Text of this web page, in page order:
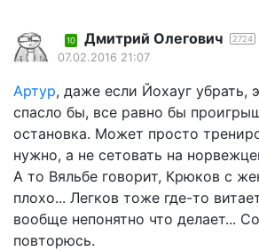
10 Дмитрий Олегович 2724
07.02.2016 21:07
Артур, даже если Йохауг убрать,
спасло бы, все равно бы
остановка. Может просто
нужно, а не сетовать на
А то Вяльбе говорит, Крюков с
плохо... Легков тоже где-то
вообще непонятно что делает...
повторюсь.